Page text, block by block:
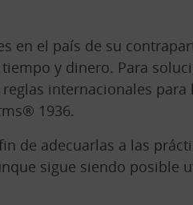
en el país de su
y dinero. Para
internacionales para
1936.
de adecuarlas a las
sigue siendo posible